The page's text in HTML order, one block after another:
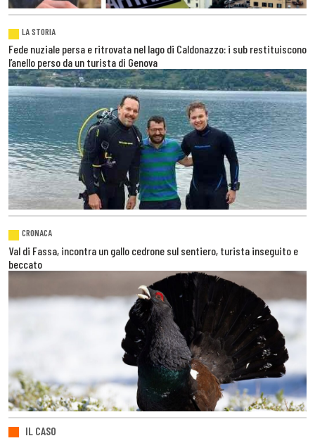
LA STORIA
Fede nuziale persa e ritrovata nel lago di Caldonazzo: i sub restituiscono
l’anello perso da un turista di Genova
CRONACA
Val di Fassa, incontra un gallo cedrone sul sentiero, turista inseguito e
beccato
IL CASO